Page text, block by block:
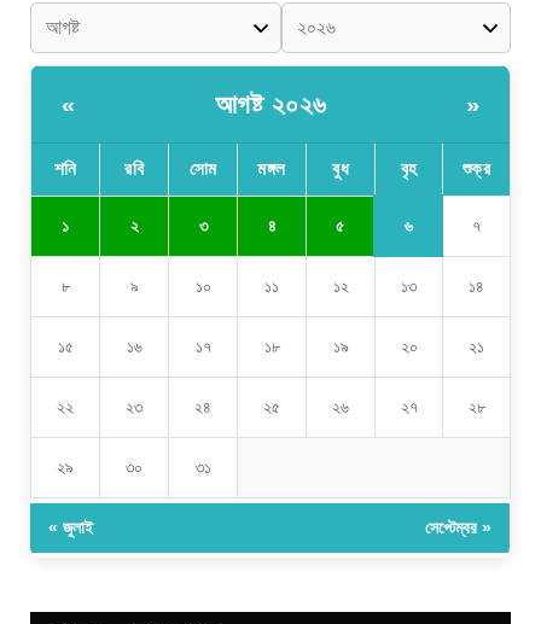
« আগষ্ট ২০২৬ »
শনি রবি সোম মঙ্গল বুধ বৃহ শুক্র
১ ২ ৩ ৪ ৫ ৬ ৭
৮ ৯ ১০ ১১ ১২ ১৩ ১৪
১৫ ১৬ ১৭ ১৮ ১৯ ২০ ২১
২২ ২৩ ২৪ ২৫ ২৬ ২৭ ২৮
২৯ ৩০ ৩১
« জুলাই সেপ্টেম্বর »